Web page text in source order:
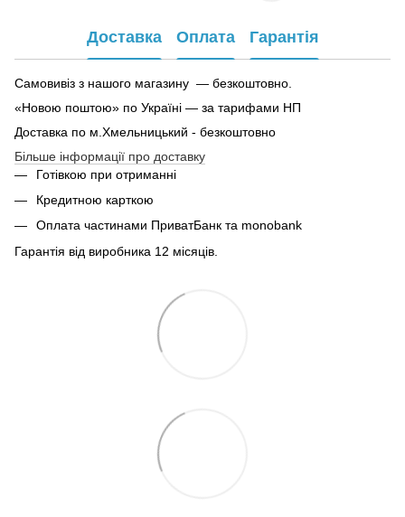
Доставка Оплата Гарантія
Самовивіз з нашого магазину — безкоштовно.
«Новою поштою» по Україні — за тарифами НП
Доставка по м.Хмельницький - безкоштовно
Більше інформації про доставку
Готівкою при отриманні
Кредитною карткою
Оплата частинами ПриватБанк та monobank
Гарантія від виробника 12 місяців.